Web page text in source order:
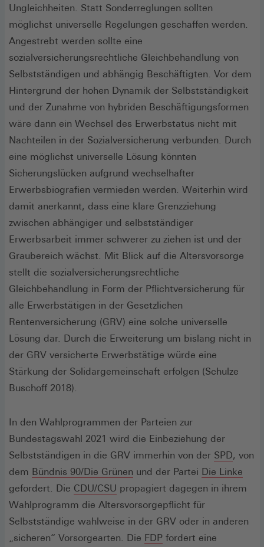
Ungleichheiten. Statt Sonderreglungen sollten
möglichst universelle Regelungen geschaffen werden.
Angestrebt werden sollte eine
sozialversicherungsrechtliche Gleichbehandlung von
Selbstständigen und abhängig Beschäftigten. Vor dem
Hintergrund der hohen Dynamik der Selbstständigkeit
und der Zunahme von hybriden Beschäftigungsformen
wäre dann ein Wechsel des Erwerbstatus nicht mit
Nachteilen in der Sozialversicherung verbunden. Durch
eine möglichst universelle Lösung könnten
Sicherungslücken aufgrund wechselhafter
Erwerbsbiografien vermieden werden. Weiterhin wird
damit anerkannt, dass eine klare Grenzziehung
zwischen abhängiger und selbstständiger
Erwerbsarbeit immer schwerer zu ziehen ist und der
Graubereich wächst. Mit Blick auf die Altersvorsorge
stellt die sozialversicherungsrechtliche
Gleichbehandlung in Form der Pflichtversicherung für
alle Erwerbstätigen in der Gesetzlichen
Rentenversicherung (GRV) eine solche universelle
Lösung dar. Durch die Erweiterung um bislang nicht in
der GRV versicherte Erwerbstätige würde eine
Stärkung der Solidargemeinschaft erfolgen (Schulze
Buschoff 2018).
In den Wahlprogrammen der Parteien zur
Bundestagswahl 2021 wird die Einbeziehung der
Selbstständigen in die GRV immerhin von der SPD (Öffnet
in
einem
, von
dem Bündnis 90/Die Grünen (Öffnet
in
einem
neuen
Fenster)
und der Partei Die Linke
in
gefordert. Die CDU/CSU (Öffnet
in
einem
neuen
propagiert dagegen in ihrem
Wahlprogramm die Altersvorsorgepflicht für
Selbstständige wahlweise in der GRV oder in anderen
„sicheren“ Vorsorgearten. Die FDP(Öffnet
fordert eine